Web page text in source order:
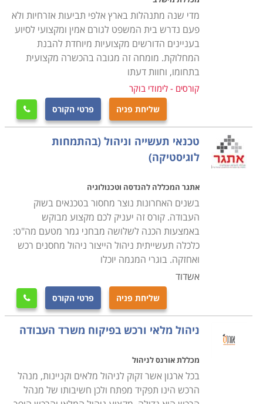
מדי שנה מתנהלות בארץ אלפי תביעות אזרחיות ולא
פעם נדרש בית המשפט לגורם אמין ומקצועי לסיוע
בעניינים הדורשים מקצועיות מיוחדת להבנת
המחלוקת. מומחה זה מגובה בהכשרה מקצועית
בתחומו, וחוות דעתו
קורסים - לימודי בוקר
שליחת פניה פרטי הקורס 
טכנאי תעשייה וניהול (בהתמחות
לוגיסטיקה)
אתגר המכללה להנדסה וטכנולוגיה
בשנים האחרונות נוצר מחסור בטכנאים בשוק
העבודה. קורס זה יעניק לכם מקצוע מבוקש
באמצעות הכנה לשלושה מבחני גמר מטעם מה"ט:
כלכלה תעשייתית ניהול הייצור ניהול מחסנים רכש
ואחזקה. בוגרי המגמה יוכלו
אשדוד
שליחת פניה פרטי הקורס 
ניהול מלאי ורכש בפיקוח משרד העבודה
מכללת אורנס לניהול
בכל ארגון אשר זקוק לניהול מלאים וקניינות, מנהל
הרכש הינו תפקיד מפתח ולכן חשיבותו של מנהל